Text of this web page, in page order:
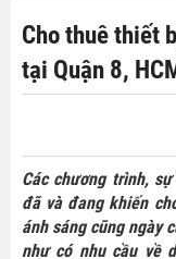
Cho thuê thiết
tại Quận 8,
Các chương trình,
đã và đang khiến
ánh sáng cũng ngày
như có nhu cầu về